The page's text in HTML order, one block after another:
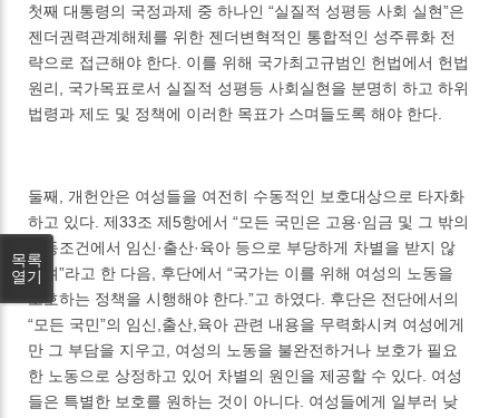
첫째 대통령의 국정과제 중 하나인 “실질적 성평등 사회 실현”은
젠더권력관계해체를 위한 젠더변혁적인 통합적인 성주류화 전
략으로 접근해야 한다. 이를 위해 국가최고규범인 헌법에서 헌법
원리, 국가목표로서 실질적 성평등 사회실현을 분명히 하고 하위
법령과 제도 및 정책에 이러한 목표가 스며들도록 해야 한다.
둘째, 개헌안은 여성들을 여전히 수동적인 보호대상으로 타자화
하고 있다. 제33조 제5항에서 “모든 국민은 고용·임금 및 그 밖의
노동조건에서 임신·출산·육아 등으로 부당하게 차별을 받지 않
으며”라고 한 다음, 후단에서 “국가는 이를 위해 여성의 노동을
보호하는 정책을 시행해야 한다.”고 하였다. 후단은 전단에서의
“모든 국민”의 임신,출산,육아 관련 내용을 무력화시켜 여성에게
만 그 부담을 지우고, 여성의 노동을 불완전하거나 보호가 필요
한 노동으로 상정하고 있어 차별의 원인을 제공할 수 있다. 여성
들은 특별한 보호를 원하는 것이 아니다. 여성들에게 일부러 낮
목록
열기